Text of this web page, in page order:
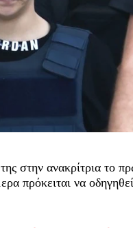
στην ανακρίτρια το
πρόκειται να